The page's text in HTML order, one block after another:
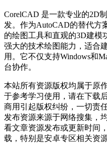
CorelCAD 是一款专业的2D
发。作为AutoCAD的替代方
的绘图工具和直观的3D建模
强大的技术绘图能力，适合
用。它不仅支持Windows和
台协作。
本站所有资源版权均属于原
于参考学习使用，请在下载
商用引起版权纠纷，一切责
发布资源来源于网络搜集，
看文章资源发布或更新时间
载，特别是安卓专区相关资